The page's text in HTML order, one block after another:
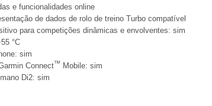
e funcionalidades online
de dados de rolo de treino Turbo compatível
para competições dinâmicas e envolventes: sim
°C
sim
Connect™ Mobile: sim
Di2: sim